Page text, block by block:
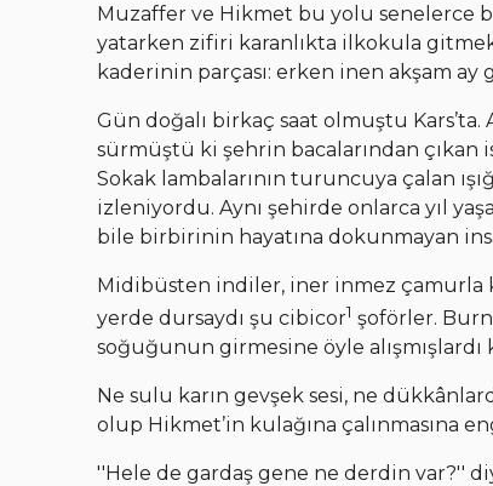
Muzaffer ve Hikmet bu yolu senelerce
yatarken zifiri karanlıkta ilkokula
kaderinin parçası: erken inen akşam
Gün doğalı birkaç saat olmuştu
sürmüştü ki şehrin bacalarından çıkan
Sokak lambalarının turuncuya çalan
izleniyordu. Aynı şehirde onlarca yıl
bile birbirinin hayatına dokunmayan
Midibüsten indiler, iner inmez çamurla
yerde dursaydı şu cibicor1 şoförler.
soğuğunun girmesine öyle
Ne sulu karın gevşek sesi, ne
olup Hikmet’in kulağına çalınmasına
''Hele de gardaş gene ne derdin var?''